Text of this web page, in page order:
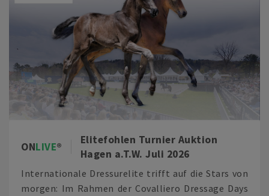
ONLIVE
Elitefohlen Turnier Auktion
Hagen a.T.W. Juli 2026
Internationale Dressurelite trifft auf die Stars von
morgen: Im Rahmen der Covalliero Dressage Days